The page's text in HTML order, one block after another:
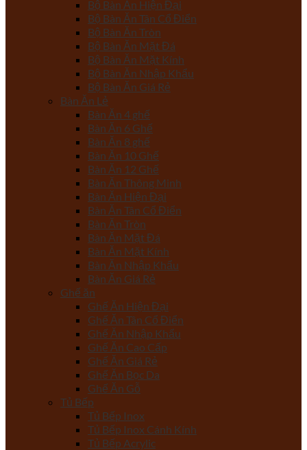
Bộ Bàn Ăn Hiện Đại
Bộ Bàn Ăn Tân Cổ Điển
Bộ Bàn Ăn Tròn
Bộ Bàn Ăn Mặt Đá
Bộ Bàn Ăn Mặt Kính
Bộ Bàn Ăn Nhập Khẩu
Bộ Bàn Ăn Giá Rẻ
Bàn Ăn Lẻ
Bàn Ăn 4 ghế
Bàn Ăn 6 Ghế
Bàn Ăn 8 ghế
Bàn Ăn 10 Ghế
Bàn Ăn 12 Ghế
Bàn Ăn Thông Minh
Bàn Ăn Hiện Đại
Bàn Ăn Tân Cổ Điển
Bàn Ăn Tròn
Bàn Ăn Mặt Đá
Bàn Ăn Mặt Kính
Bàn Ăn Nhập Khẩu
Bàn Ăn Giá Rẻ
Ghế ăn
Ghế Ăn Hiện Đại
Ghế Ăn Tân Cổ Điển
Ghế Ăn Nhập Khẩu
Ghế Ăn Cao Cấp
Ghế Ăn Giá Rẻ
Ghế Ăn Bọc Da
Ghế Ăn Gỗ
Tủ Bếp
Tủ Bếp Inox
Tủ Bếp Inox Cánh Kính
Tủ Bếp Acrylic